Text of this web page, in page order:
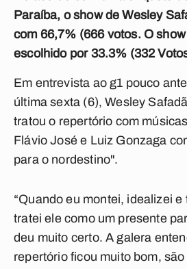
Paraíba, o show de Wesley
com 66,7% (666 votos. O
escolhido por 33.3% (332
Em entrevista ao g1 pouco
última sexta (6), Wesley
tratou o repertório com
Flávio José e Luiz Gonzaga
para o nordestino".
“Quando eu montei, idealizei e
tratei ele como um presente
deu muito certo. A galera
repertório ficou muito bom,